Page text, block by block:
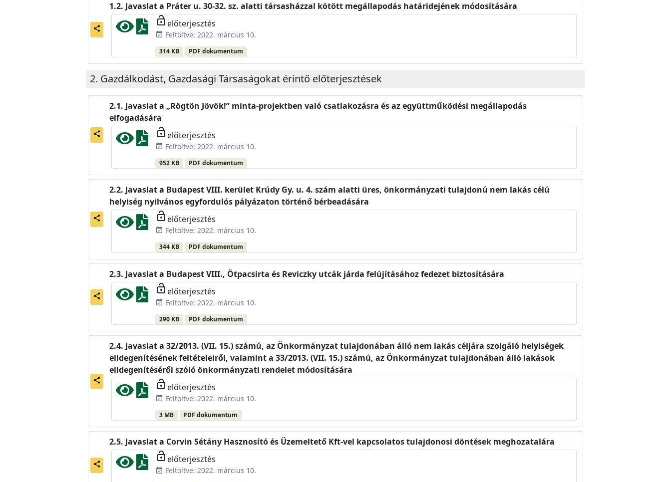
share
Javaslat a Práter u. 30-32. sz. alatti társasházzal kötött megállapodás határidejének módosítására
lock_open előterjesztés
event_available Feltöltve: 2022. március 10.
314 KB PDF dokumentum
Gazdálkodást, Gazdasági Társaságokat érintő előterjesztések
share
Javaslat a „Rögtön Jövök!” minta-projektben való csatlakozásra és az együttműködési megállapodás
elfogadására
lock_open előterjesztés
event_available Feltöltve: 2022. március 10.
952 KB PDF dokumentum
share
Javaslat a Budapest VIII. kerület Krúdy Gy. u. 4. szám alatti üres, önkormányzati tulajdonú nem lakás célú
helyiség nyilvános egyfordulós pályázaton történő bérbeadására
lock_open előterjesztés
event_available Feltöltve: 2022. március 10.
344 KB PDF dokumentum
share
Javaslat a Budapest VIII., Ötpacsirta és Reviczky utcák járda felújításához fedezet biztosítására
lock_open előterjesztés
event_available Feltöltve: 2022. március 10.
290 KB PDF dokumentum
share
Javaslat a 32/2013. (VII. 15.) számú, az Önkormányzat tulajdonában álló nem lakás céljára szolgáló helyiségek
elidegenítésének feltételeiről, valamint a 33/2013. (VII. 15.) számú, az Önkormányzat tulajdonában álló lakások
elidegenítéséről szóló önkormányzati rendelet módosítására
lock_open előterjesztés
event_available Feltöltve: 2022. március 10.
3 MB PDF dokumentum
share
Javaslat a Corvin Sétány Hasznosító és Üzemeltető Kft-vel kapcsolatos tulajdonosi döntések meghozatalára
lock_open előterjesztés
event_available Feltöltve: 2022. március 10.